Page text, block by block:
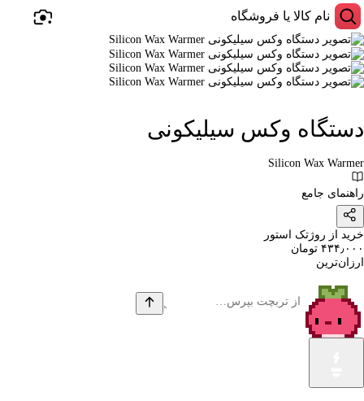
دستگاه وکس سیلیکونی
Silicon Wax Warmer
راهنمای جامع
خرید از روژتک استور
۴۳۴٫۰۰۰ تومان
ارزان‌ترین